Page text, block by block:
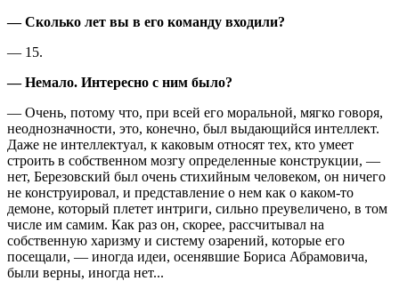
— Сколько лет вы в его команду входили?
— 15.
— Немало. Интересно с ним было?
— Очень, потому что, при всей его моральной, мягко говоря,
неоднозначности, это, конечно, был выдающийся интеллект.
Даже не интеллектуал, к каковым относят тех, кто умеет
строить в собственном мозгу определенные конструкции, —
нет, Березовский был очень стихийным человеком, он ничего
не конструировал, и представление о нем как о каком-то
демоне, который плетет интриги, сильно преувеличено, в том
числе им самим. Как раз он, скорее, рассчитывал на
собственную харизму и систему озарений, которые его
посещали, — иногда идеи, осенявшие Бориса Абрамовича,
были верны, иногда нет...